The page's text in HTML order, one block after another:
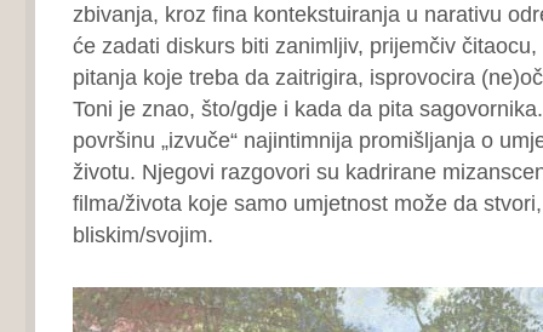
zbivanja, kroz fina kontekstuiranja u narativu
će zadati diskurs biti zanimljiv, prijemčiv
pitanja koje treba da zaitrigira, isprovocira
Toni je znao, što/gdje i kada da pita
površinu „izvuče“ najintimnija promišljanja o
životu. Njegovi razgovori su kadrirane
filma/života koje samo umjetnost može da
bliskim/svojim.